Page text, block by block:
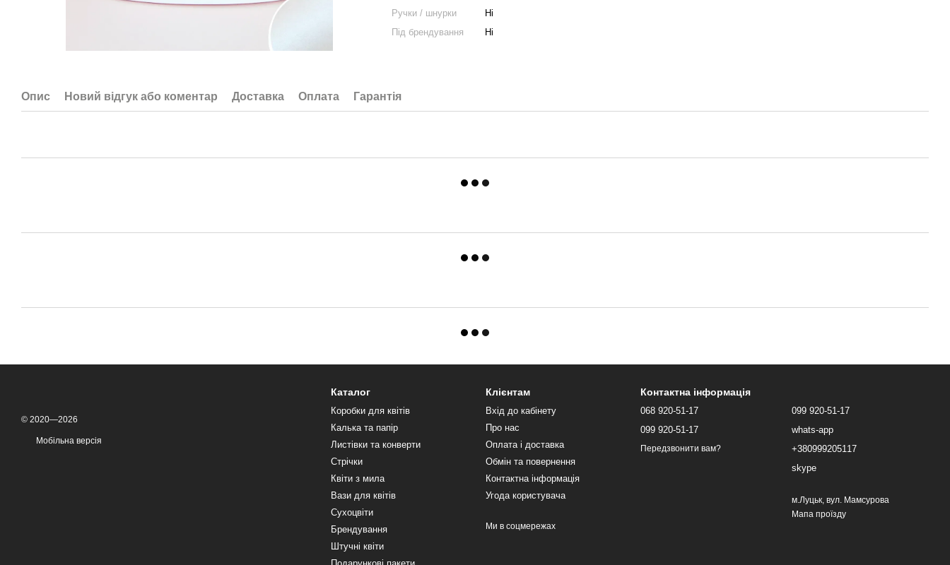
Ручки / шнурки
Ні
Під брендування
Ні
Опис Новий відгук або коментар Доставка Оплата Гарантія
© 2020—2026
Мобільна версія
Каталог
Коробки для квітів
Калька та папір
Листівки та конверти
Стрічки
Квіти з мила
Вази для квітів
Сухоцвіти
Брендування
Штучні квіти
Клієнтам
Вхід до кабінету
Про нас
Оплата і доставка
Обмін та повернення
Контактна інформація
Угода користувача
Ми в соцмережах
Контактна інформація
068 920-51-17
099 920-51-17
Передзвонити вам?
099 920-51-17
whats-app
+380999205117
skype
м.Луцьк, вул. Мамсурова
Мапа проїзду